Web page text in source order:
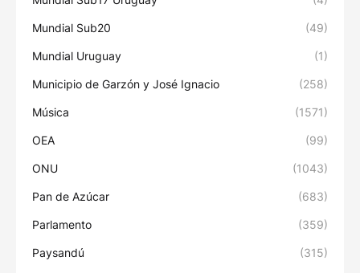
Mundial Sub20 (49)
Mundial Uruguay (1)
Municipio de Garzón y José Ignacio (258)
Música (1571)
OEA (99)
ONU (1043)
Pan de Azúcar (683)
Parlamento (359)
Paysandú (315)